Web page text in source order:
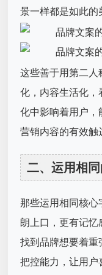
景一样都是如此的
这些善于用第二人
化，内容生活化，
化中影响着用户，
营销内容的有效触
二、运用相
那些运用相同核心
朗上口，更有记忆
找到品牌想要着重
把控能力，让用户